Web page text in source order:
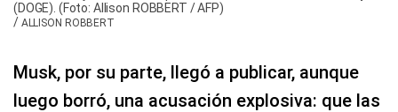
(DOGE). (Foto: Allison ROBBERT / AFP)
/ ALLISON ROBBERT
Musk, por su parte, llegó a publicar, aunque
luego borró, una acusación explosiva: que las